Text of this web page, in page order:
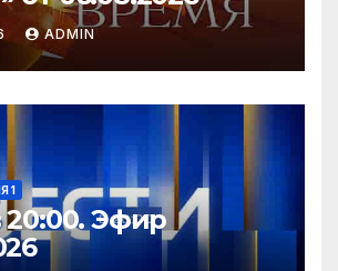
ADMIN
1
20:00. Эфир